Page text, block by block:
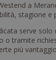
a
stagione e
serve
o tramite
più